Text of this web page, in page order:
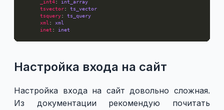
_int4: int_array
tsvector: ts_vector
tsquery: ts_query
xml : xml
inet : inet
Настройка входа на сайт
Настройка входа на сайт довольно сложная.
Из документации рекомендую почитать